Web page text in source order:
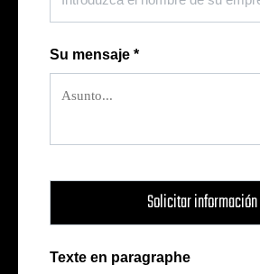
Su mensaje *
Texte en paragraphe